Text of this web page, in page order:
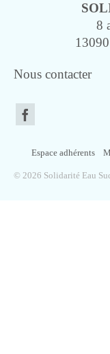
8
Nous contacter
Espace adhérents
© 2026 Solidarité Eau